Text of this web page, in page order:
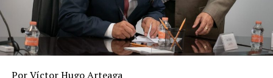
Por Víctor Hugo Arteaga